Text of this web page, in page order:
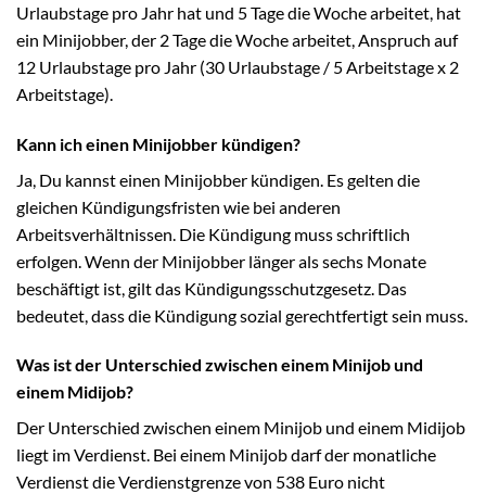
Urlaubstage pro Jahr hat und 5 Tage die Woche arbeitet, hat
ein Minijobber, der 2 Tage die Woche arbeitet, Anspruch auf
12 Urlaubstage pro Jahr (30 Urlaubstage / 5 Arbeitstage x 2
Arbeitstage).
Kann ich einen Minijobber kündigen?
Ja, Du kannst einen Minijobber kündigen. Es gelten die
gleichen Kündigungsfristen wie bei anderen
Arbeitsverhältnissen. Die Kündigung muss schriftlich
erfolgen. Wenn der Minijobber länger als sechs Monate
beschäftigt ist, gilt das Kündigungsschutzgesetz. Das
bedeutet, dass die Kündigung sozial gerechtfertigt sein muss.
Was ist der Unterschied zwischen einem Minijob und
einem Midijob?
Der Unterschied zwischen einem Minijob und einem Midijob
liegt im Verdienst. Bei einem Minijob darf der monatliche
Verdienst die Verdienstgrenze von 538 Euro nicht